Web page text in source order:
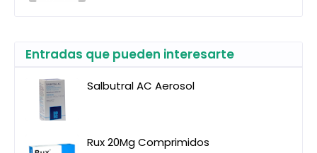
Entradas que pueden interesarte
Salbutral AC Aerosol
Rux 20Mg Comprimidos